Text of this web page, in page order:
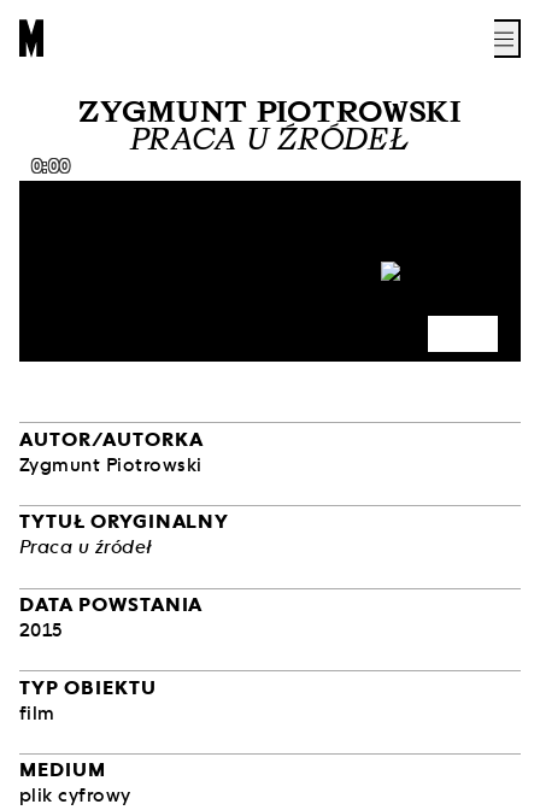
ZYGMUNT PIOTROWSKI
PRACA U ŹRÓDEŁ
0:00
AUTOR/AUTORKA
Zygmunt Piotrowski
TYTUŁ ORYGINALNY
Praca u źródeł
DATA POWSTANIA
2015
TYP OBIEKTU
film
MEDIUM
plik cyfrowy